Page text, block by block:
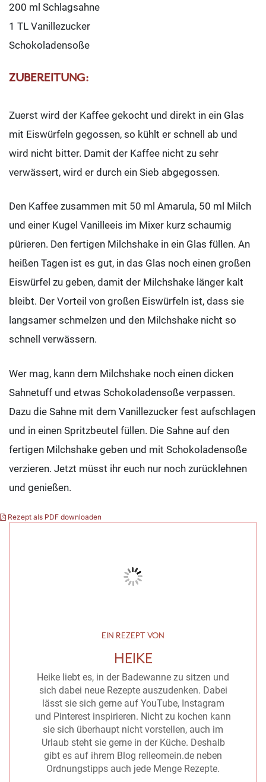
200 ml Schlagsahne
1 TL Vanillezucker
Schokoladensoße
ZUBEREITUNG:
Zuerst wird der Kaffee gekocht und direkt in ein Glas
mit Eiswürfeln gegossen, so kühlt er schnell ab und
wird nicht bitter. Damit der Kaffee nicht zu sehr
verwässert, wird er durch ein Sieb abgegossen.
Den Kaffee zusammen mit 50 ml Amarula, 50 ml Milch
und einer Kugel Vanilleeis im Mixer kurz schaumig
pürieren. Den fertigen Milchshake in ein Glas füllen. An
heißen Tagen ist es gut, in das Glas noch einen großen
Eiswürfel zu geben, damit der Milchshake länger kalt
bleibt. Der Vorteil von großen Eiswürfeln ist, dass sie
langsamer schmelzen und den Milchshake nicht so
schnell verwässern.
Wer mag, kann dem Milchshake noch einen dicken
Sahnetuff und etwas Schokoladensoße verpassen.
Dazu die Sahne mit dem Vanillezucker fest aufschlagen
und in einen Spritzbeutel füllen. Die Sahne auf den
fertigen Milchshake geben und mit Schokoladensoße
verzieren. Jetzt müsst ihr euch nur noch zurücklehnen
und genießen.
Rezept als PDF downloaden
EIN REZEPT VON
HEIKE
Heike liebt es, in der Badewanne zu sitzen und
sich dabei neue Rezepte auszudenken. Dabei
lässt sie sich gerne auf YouTube, Instagram
und Pinterest inspirieren. Nicht zu kochen kann
sie sich überhaupt nicht vorstellen, auch im
Urlaub steht sie gerne in der Küche. Deshalb
gibt es auf ihrem Blog relleomein.de neben
Ordnungstipps auch jede Menge Rezepte.